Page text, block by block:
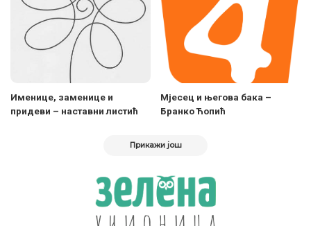
Именице, заменице и
придеви – наставни листић
Мјесец и његова бака –
Бранко Ћопић
Прикажи још